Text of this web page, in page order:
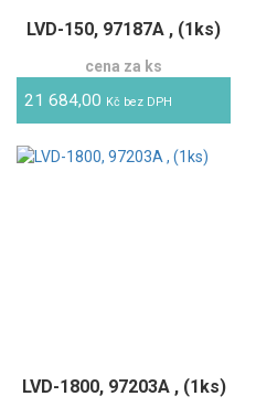
LVD-150, 97187A , (1ks)
cena za ks
21 684,00 Kč bez DPH
LVD-1800, 97203A , (1ks)